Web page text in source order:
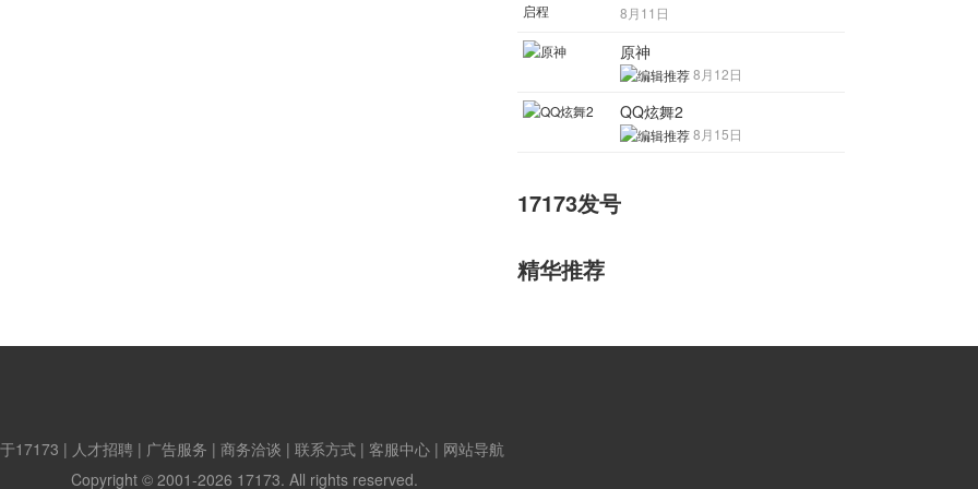
8月11日
原神
8月12日
QQ炫舞2
8月15日
17173发号
精华推荐
17173 | 人才招聘 | 广告服务 | 商务洽谈 | 联系方式 | 客服中心 | 网站导航
Copyright © 2001-2026 17173. All rights reserved.